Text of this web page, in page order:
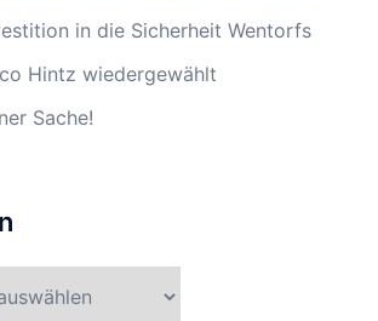
in die Sicherheit Wentorfs
Hintz wiedergewählt
Sache!